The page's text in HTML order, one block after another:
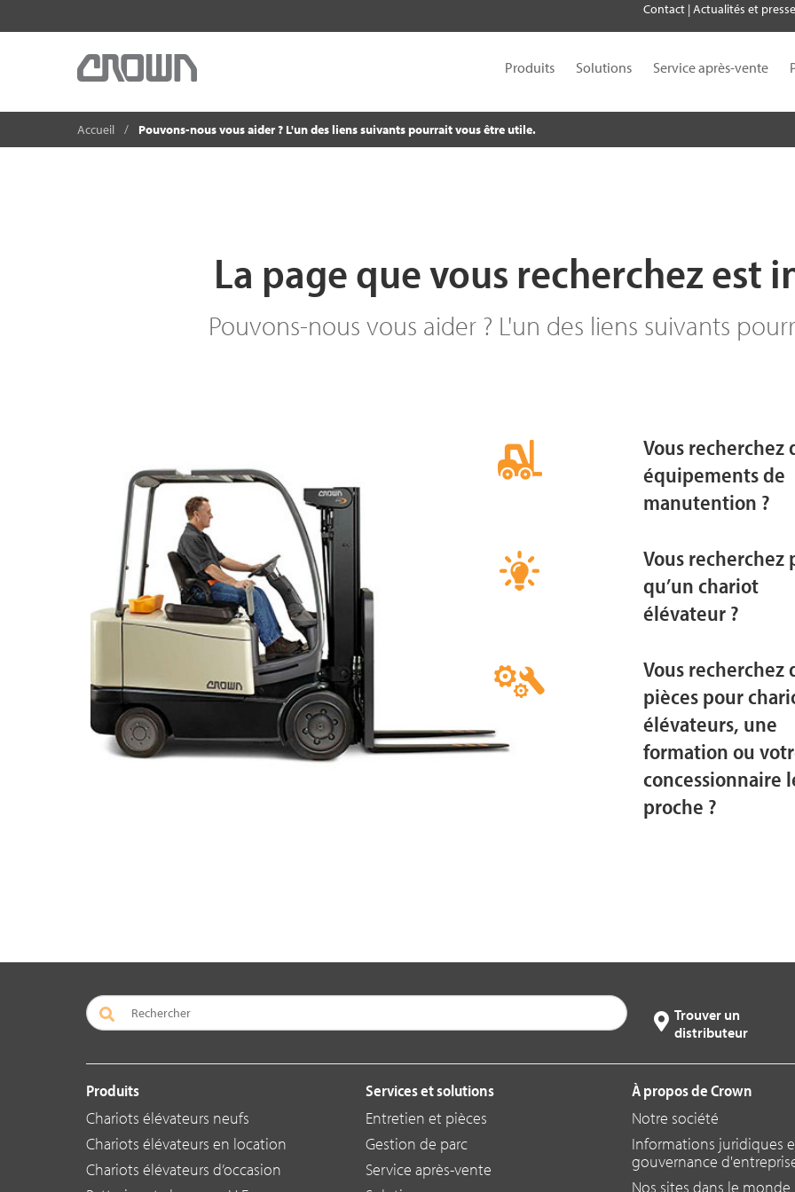
Contact |Actualités et
Produits Solutions Service après-vente
Accueil Pouvons-nous vous aider ? L'un des liens suivants pourrait vous être utile.
La page que vous recherchez est
Pouvons-nous vous aider ? L'un des liens suivants
Vous recherchez
équipements de
manutention ?
Vous recherchez
qu’un chariot
élévateur ?
Vous recherchez
pièces pour
élévateurs, une
formation ou
concessionnaire
proche ?
Trouver un
distributeur
Produits
Chariots élévateurs neufs
Chariots élévateurs en location
Chariots élévateurs d’occasion
Services et solutions
Entretien et pièces
Gestion de parc
Service après-vente
À propos de Crown
Notre société
Informations juridiques
gouvernance
Nos sites dans le monde